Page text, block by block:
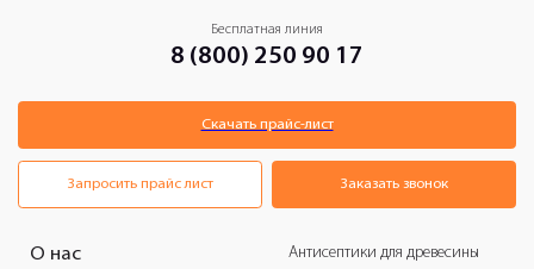
Бесплатная линия
8 (800) 250 90 17
Скачать прайс-лист
Запросить прайс лист
О нас
Антисептики для древесины
Заказать звонок